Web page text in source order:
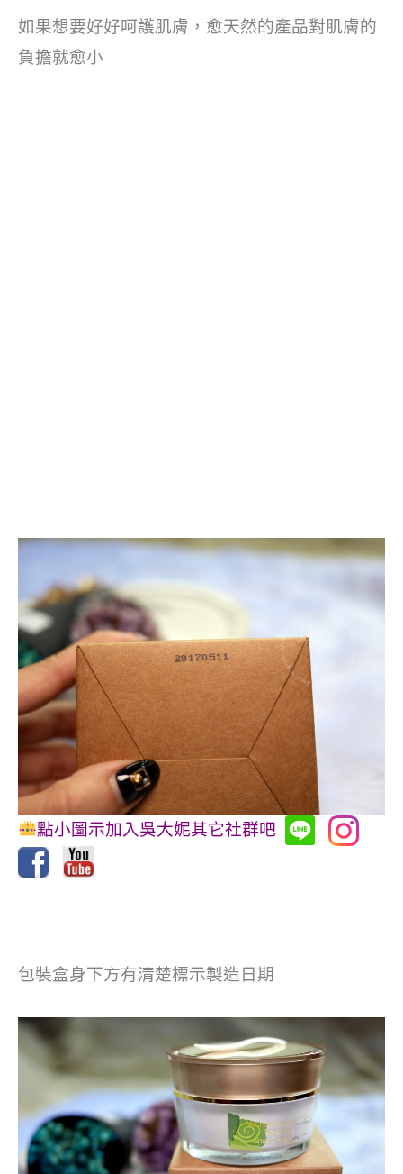
如果想要好好呵護肌膚，愈天然的產品對肌膚的
負擔就愈小
點小圖示加入吳大妮其它社群吧
包裝盒身下方有清楚標示製造日期